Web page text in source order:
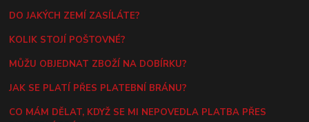
DO JAKÝCH ZEMÍ ZASÍLÁTE?
KOLIK STOJÍ POŠTOVNÉ?
MŮŽU OBJEDNAT ZBOŽÍ NA DOBÍRKU?
JAK SE PLATÍ PŘES PLATEBNÍ BRÁNU?
CO MÁM DĚLAT, KDYŽ SE MI NEPOVEDLA PLATBA PŘES